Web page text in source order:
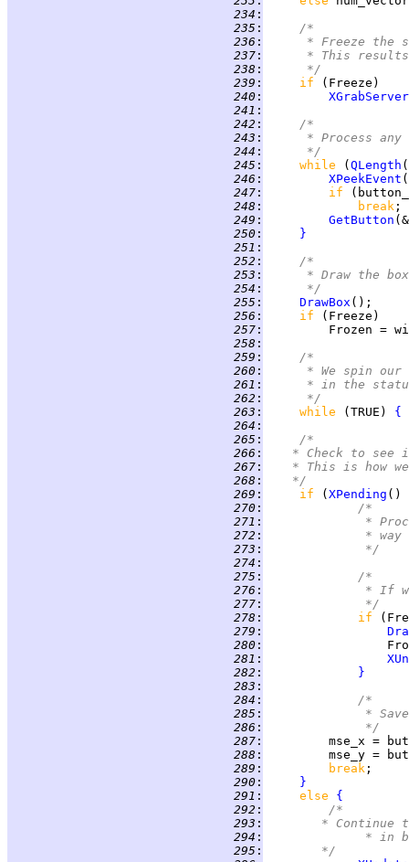
234 :
235 :
/*
236 :
* Freeze the
237 :
* This
238 :
     */
239 : if
240 :
XGrabServer
241 :
242 :
/*
243 :
* Process any
244 :
     */
245 : while ( QLength
246 :
XPeekEvent
247 : if
248 : break
249 :
GetButton
250 :
}
251 :
252 :
/*
253 :
* Draw the
254 :
     */
255 : DrawBox
256 : if
257 :
258 :
259 :
/*
260 :
* We spin our
261 :
* in the
262 :
     */
263 : while (TRUE) {
264 :
265 :
/*
266 :
* Check to see
267 :
* This is how
268 :
	 */
269 : if ( XPending ()
270 :
/*
271 :
*
272 :
* way
273 :
             */
274 :
275 :
/*
276 :
* If
277 :
             */
278 : if
279 :
280 :
281 :
282 :
}
283 :
284 :
/*
285 :
*
286 :
             */
287 :
288 :
289 : break
290 :
}
291 : else {
292 :
/*
293 :
* Continue
294 :
* in
295 :
	     */